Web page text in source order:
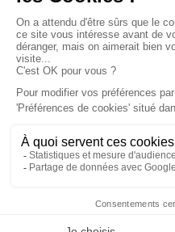
À PROPOS
CGV
Mentions légales
Données personnelles
Devenir adhérent
EN SAVOIR PLUS
Indice de réparabilité
Accès extranet Pulsat
Jeux concours
E-réservation